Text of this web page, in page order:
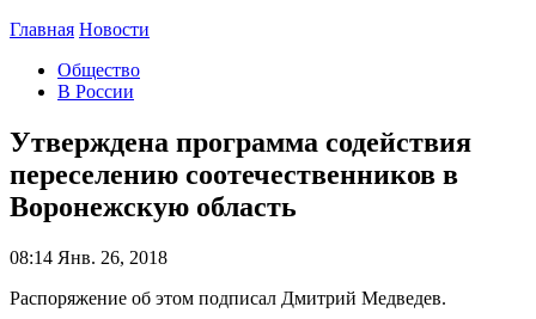
Главная Новости
Общество
В России
Утверждена программа содействия
переселению соотечественников в
Воронежскую область
08:14 Янв. 26, 2018
Распоряжение об этом подписал Дмитрий Медведев.